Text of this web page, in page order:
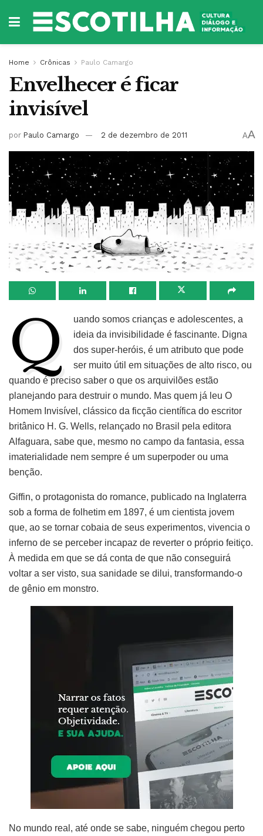
Home Crônicas Paulo Camargo
Envelhecer é ficar
invisível
por Paulo Camargo 2 de dezembro de 2011 AA
Q
uando somos crianças e adolescentes, a
ideia da invisibilidade é fascinante. Digna
dos super-heróis, é um atributo que pode
ser muito útil em situações de alto risco, ou
quando é preciso saber o que os arquivilões estão
planejando para destruir o mundo. Mas quem já leu O
Homem Invisível, clássico da ficção científica do escritor
britânico H. G. Wells, relançado no Brasil pela editora
Alfaguara, sabe que, mesmo no campo da fantasia, essa
imaterialidade nem sempre é um superpoder ou uma
benção.
Giffin, o protagonista do romance, publicado na Inglaterra
sob a forma de folhetim em 1897, é um cientista jovem
que, ao se tornar cobaia de seus experimentos, vivencia o
inferno de se perceber incapaz de reverter o próprio feitiço.
À medida em que se dá conta de que não conseguirá
voltar a ser visto, sua sanidade se dilui, transformando-o
de gênio em monstro.
No mundo real, até onde se sabe, ninguém chegou perto